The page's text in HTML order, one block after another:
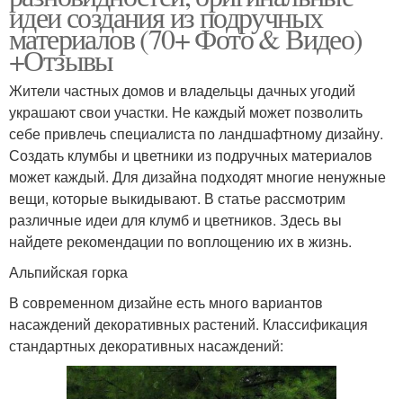
идеи создания из подручных
материалов (70+ Фото & Видео)
+Отзывы
Жители частных домов и владельцы дачных угодий
украшают свои участки. Не каждый может позволить
себе привлечь специалиста по ландшафтному дизайну.
Создать клумбы и цветники из подручных материалов
может каждый. Для дизайна подходят многие ненужные
вещи, которые выкидывают. В статье рассмотрим
различные идеи для клумб и цветников. Здесь вы
найдете рекомендации по воплощению их в жизнь.
Альпийская горка
В современном дизайне есть много вариантов
насаждений декоративных растений. Классификация
стандартных декоративных насаждений: